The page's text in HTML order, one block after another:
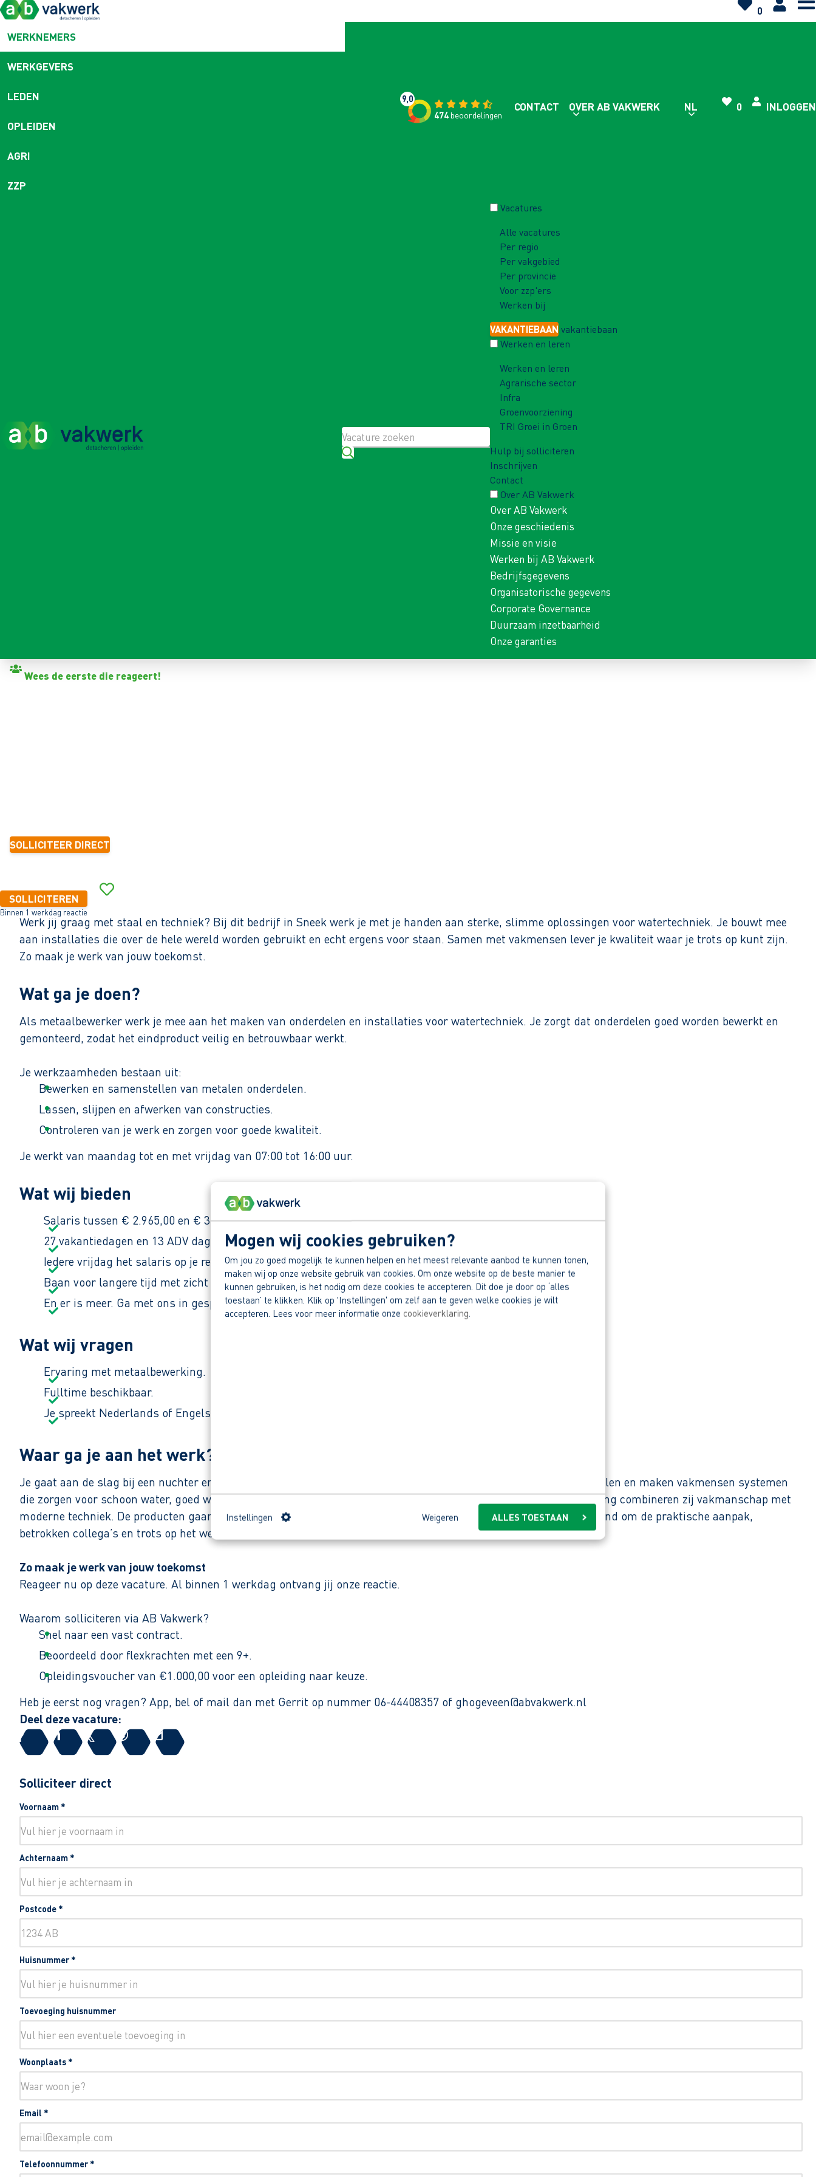
Mogen wij cookies gebruiken?
Om jou zo goed mogelijk te kunnen helpen en het meest relevante aanbod te kunnen tonen,
maken wij op onze website gebruik van cookies. Om onze website op de beste manier te
kunnen gebruiken, is het nodig om deze cookies te accepteren. Dit doe je door op ‘alles
toestaan’ te klikken. Klik op 'Instellingen' om zelf aan te geven welke cookies je wilt
accepteren. Lees voor meer informatie onze cookieverklaring.
Instellingen Weigeren ALLES TOESTAAN
0
WERKNEMERS
WERKGEVERS
LEDEN
OPLEIDEN
AGRI
ZZP
9,0
474beoordelingen
CONTACT OVER AB VAKWERK NL 0 INLOGGEN
Vacatures
Alle vacatures
Per regio
Per vakgebied
Per provincie
Voor zzp'ers
Werken bij
VAKANTIEBAAN vakantiebaan
Werken en leren
Werken en leren
Agrarische sector
Infra
Groenvoorziening
TRI Groei in Groen
Hulp bij solliciteren
Inschrijven
Contact
Over AB Vakwerk
Over AB Vakwerk
Onze geschiedenis
Missie en visie
Werken bij AB Vakwerk
Bedrijfsgegevens
Organisatorische gegevens
Corporate Governance
Duurzaam inzetbaarheid
Onze garanties
Wees de eerste die reageert!
SOLLICITEER DIRECT
SOLLICITEREN
Binnen 1 werkdag reactie
Werk jij graag met staal en techniek? Bij dit bedrijf in Sneek werk je met je handen aan sterke, slimme oplossingen voor watertechniek. Je bouwt mee
aan installaties die over de hele wereld worden gebruikt en echt ergens voor staan. Samen met vakmensen lever je kwaliteit waar je trots op kunt zijn.
Zo maak je werk van jouw toekomst.
Wat ga je doen?
Als metaalbewerker werk je mee aan het maken van onderdelen en installaties voor watertechniek. Je zorgt dat onderdelen goed worden bewerkt en
gemonteerd, zodat het eindproduct veilig en betrouwbaar werkt.
Je werkzaamheden bestaan uit:
Bewerken en samenstellen van metalen onderdelen.
Lassen, slijpen en afwerken van constructies.
Controleren van je werk en zorgen voor goede kwaliteit.
Je werkt van maandag tot en met vrijdag van 07:00 tot 16:00 uur.
Wat wij bieden
Salaris tussen € 2.965,00 en € 3.300,00 bruto per maand.
27 vakantiedagen en 13 ADV dagen.
Iedere vrijdag het salaris op je rekening.
Baan voor langere tijd met zicht op een (vast) contract bij onze opdrachtgever.
En er is meer. Ga met ons in gesprek en ontdek jouw voordelen!
Wat wij vragen
Ervaring met metaalbewerking.
Fulltime beschikbaar.
Je spreekt Nederlands of Engels.
Waar ga je aan het werk?
Je gaat aan de slag bij een nuchter en technisch bedrijf dat werkt aan slimme oplossing voor water. Hier ontwikkelen en maken vakmensen systemen
die zorgen voor schoon water, goed waterbeheer en het hergebruik van afvalwater. Met jarenlange kennis en ervaring combineren zij vakmanschap met
moderne techniek. De producten gaan lang mee en dragen bij aan een duurzame wereld. De organisatie staat bekend om de praktische aanpak,
betrokken collega’s en trots op het werk.
Zo maak je werk van jouw toekomst
Reageer nu op deze vacature. Al binnen 1 werkdag ontvang jij onze reactie.
Waarom solliciteren via AB Vakwerk?
Snel naar een vast contract.
Beoordeeld door flexkrachten met een 9+.
Opleidingsvoucher van €1.000,00 voor een opleiding naar keuze.
Heb je eerst nog vragen? App, bel of mail dan met Gerrit op nummer 06-44408357 of ghogeveen@abvakwerk.nl
Deel deze vacature:
Solliciteer direct
Voornaam *
Achternaam *
Postcode *
Huisnummer *
Toevoeging huisnummer
Woonplaats *
Email *
Telefoonnummer *